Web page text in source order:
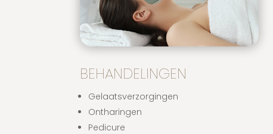
BEHANDELINGEN
Gelaatsverzorgingen
Ontharingen
Pedicure